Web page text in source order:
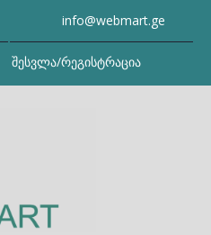
info@webmart.ge
შესვლა/რეგისტრაცია